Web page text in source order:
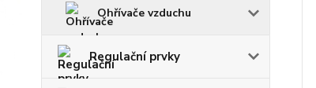
Ohřívače vzduchu
Regulační prvky